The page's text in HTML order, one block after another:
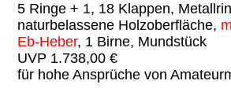
5 Ringe + 1, 18 Klappen,
naturbelassene Holzoberfläche,
Eb-Heber, 1 Birne, Mundstück
UVP 1.738,00 €
für hohe Ansprüche von